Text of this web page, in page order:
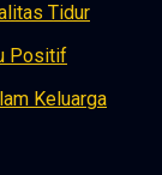
Tidur
Positif
Keluarga